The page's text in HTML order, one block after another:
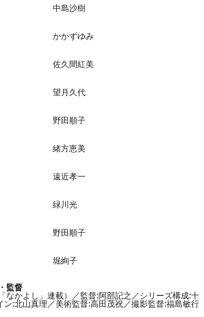
中島沙樹
かかずゆみ
佐久間紅美
望月久代
野田順子
緒方恵美
遠近孝一
緑川光
野田順子
堀絢子
監督
なかよし」連載）／監督:阿部記之／シリーズ構成:十
ン:北山真理／美術監督:高田茂祝／撮影監督:福島敏行